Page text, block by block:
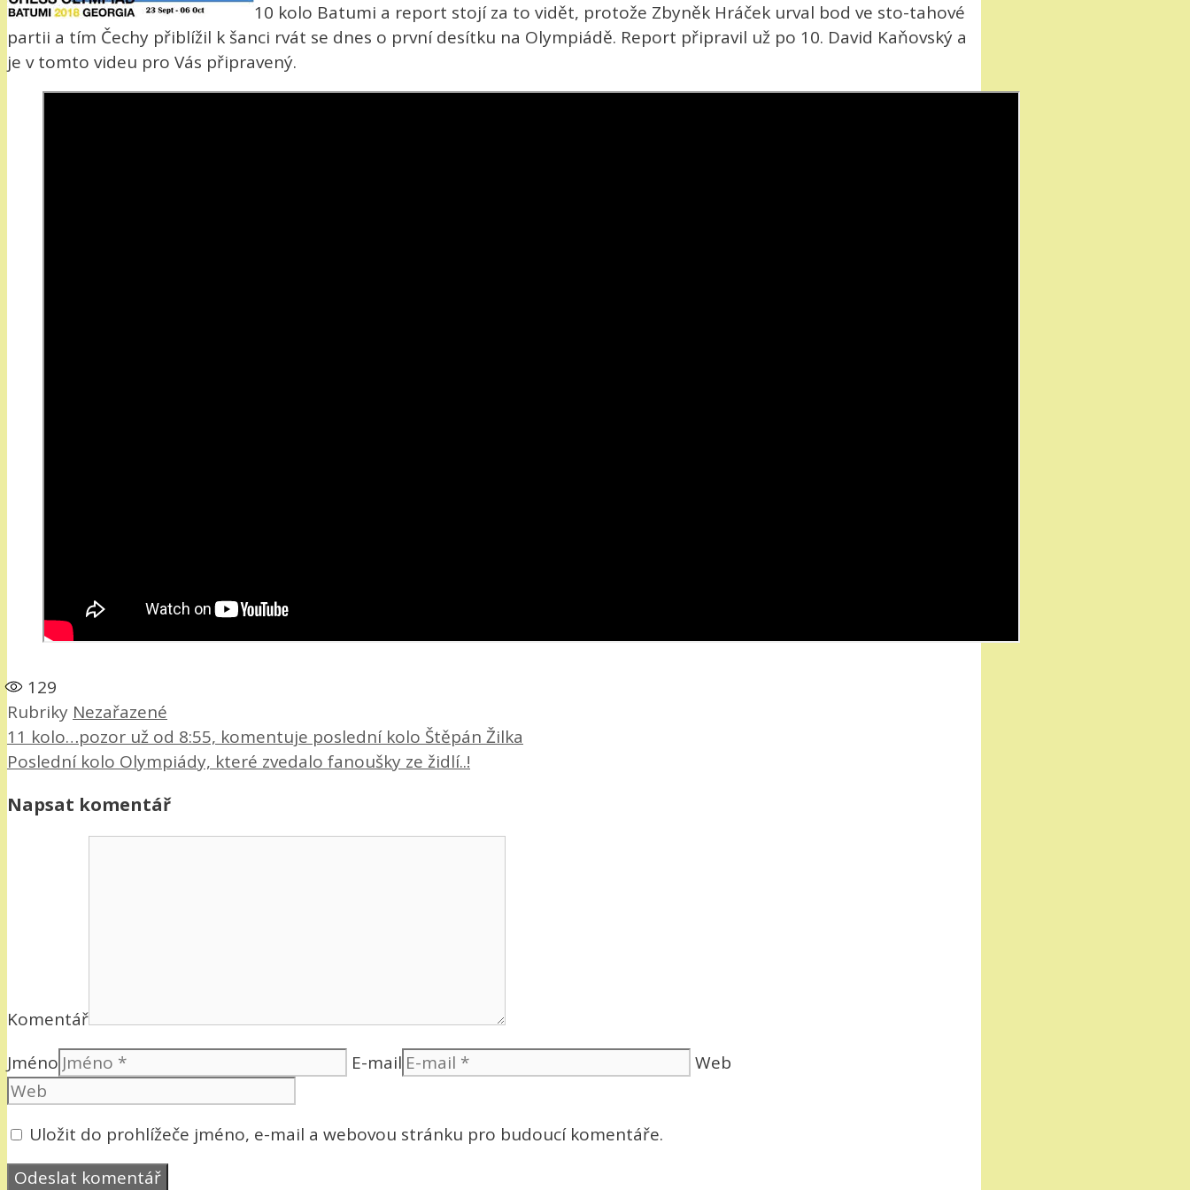
10 kolo Batumi a report stojí za to vidět, protože Zbyněk Hráček urval bod ve sto-tahové
partii a tím Čechy přiblížil k šanci rvát se dnes o první desítku na Olympiádě. Report připravil už po 10. David Kaňovský a
je v tomto videu pro Vás připravený.
129
Rubriky Nezařazené
11 kolo…pozor už od 8:55, komentuje poslední kolo Štěpán Žilka
Poslední kolo Olympiády, které zvedalo fanoušky ze židlí..!
Napsat komentář
Komentář
Jméno
E-mail Web
Uložit do prohlížeče jméno, e-mail a webovou stránku pro budoucí komentáře.